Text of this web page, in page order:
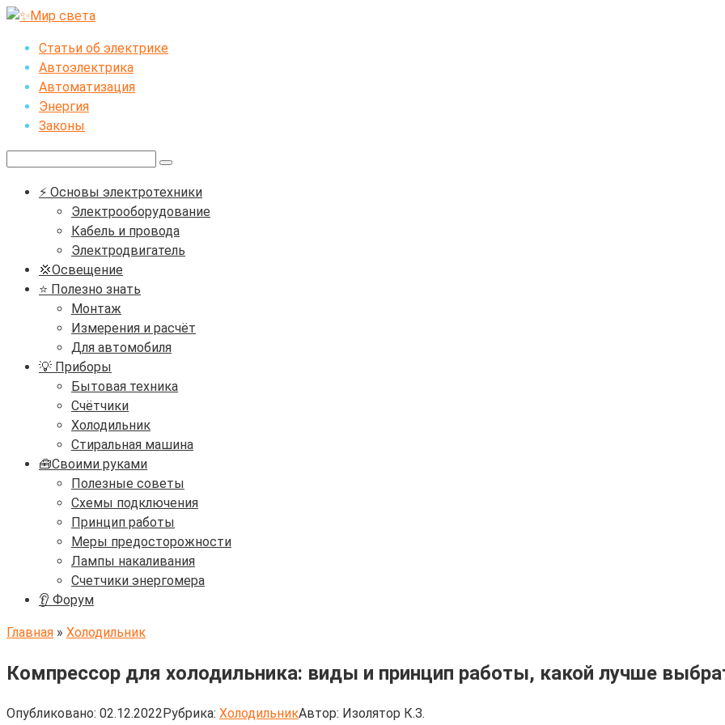
Перейти
контентуСтатьи об электрике
Автоэлектрика
Автоматизация
Энергия
Законы
⚡ Основы электротехники
Электрооборудование
Кабель и провода
Электродвигатель
💢Освещение
⭐ Полезно знать
Монтаж
Измерения и расчёт
Для автомобиля
💡 Приборы
Бытовая техника
Счётчики
Холодильник
Стиральная машина
🧰Своими руками
Полезные советы
Схемы подключения
Принцип работы
Меры предосторожности
Лампы накаливания
Счетчики энергомера
👂 Форум
Главная » Холодильник
Компрессор для холодильника: виды и принцип работы, какой лучше
Опубликовано: 02.12.2022Рубрика: ХолодильникАвтор: Изолятор К.З.